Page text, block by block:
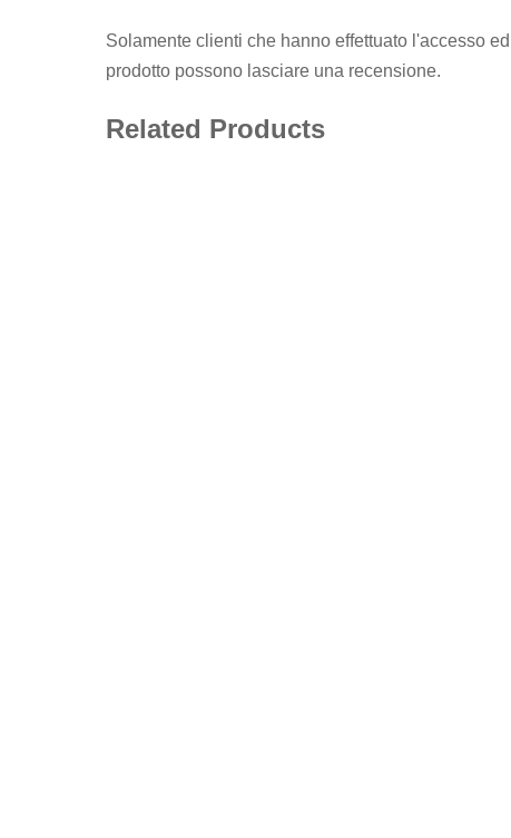
Solamente clienti che hanno effettuato l'accesso
prodotto possono lasciare una recensione.
Related Products